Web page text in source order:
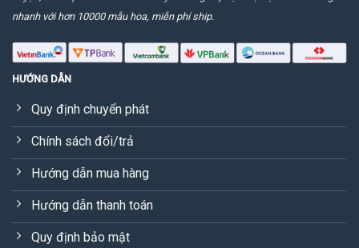
nhanh với hơn 10000 mẫu hoa, miễn phí ship.
HƯỚNG DẪN
Quy định chuyển phát
Chính sách đổi/trả
Hướng dẫn mua hàng
Hướng dẫn thanh toán
Quy định bảo mật